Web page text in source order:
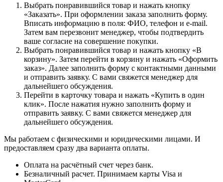
Выбрать понравившийся товар и нажать кнопку
«Заказать». При оформлении заказа заполнить форму.
Вписать информацию в поля: ФИО, телефон и e-mail.
Затем вам перезвонит менеджер, чтобы подтвердить
ваше согласие на совершение покупки.
Выбрать понравившийся товар и нажать кнопку «В
корзину». Затем перейти в корзину и нажать «Оформить
заказ». Далее заполнить форму с контактными данными
и отправить заявку. С вами свяжется менеджер для
дальнейшего обсуждения.
Перейти в карточку товара и нажать «Купить в один
клик». После нажатия нужно заполнить форму и
отправить заявку. С вами свяжется менеджер для
дальнейшего обсуждения.
Мы работаем с физическими и юридическими лицами. И
предоставляем сразу два варианта оплаты.
Оплата на расчётный счет через банк.
Безналичный расчет. Принимаем карты Visa и